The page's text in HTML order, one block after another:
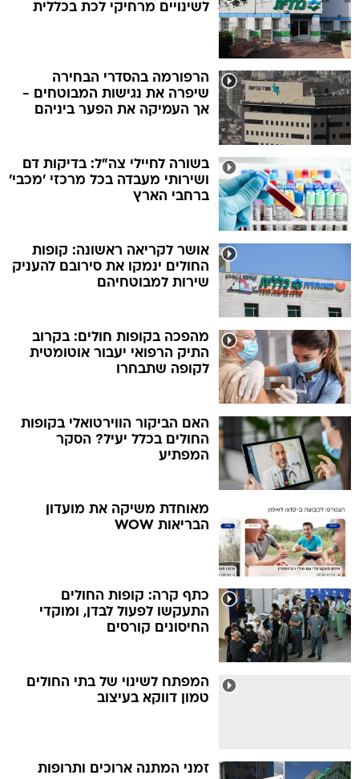
לשינויים מרחיקי לכת בכללית
הרפורמה בהסדרי הבחירה
שיפרה את נגישות המבוטחים -
אך העמיקה את הפער ביניהם
בשורה לחיילי צה"ל: בדיקות דם
ושירותי מעבדה בכל מרכזי 'מכבי'
ברחבי הארץ
אושר לקריאה ראשונה: קופות
החולים ינמקו את סירובם להעניק
שירות למבוטחיהם
מהפכה בקופות חולים: בקרוב
התיק הרפואי יעבור אוטומטית
לקופה שתבחרו
האם הביקור הווירטואלי בקופות
החולים בכלל יעיל? הסקר
המפתיע
מאוחדת משיקה את מועדון
הבריאות WOW
כתף קרה: קופות החולים
התעקשו לפעול לבדן, ומוקדי
החיסונים קורסים
המפתח לשינוי של בתי החולים
טמון דווקא בעיצוב
זמני המתנה ארוכים ותרופות